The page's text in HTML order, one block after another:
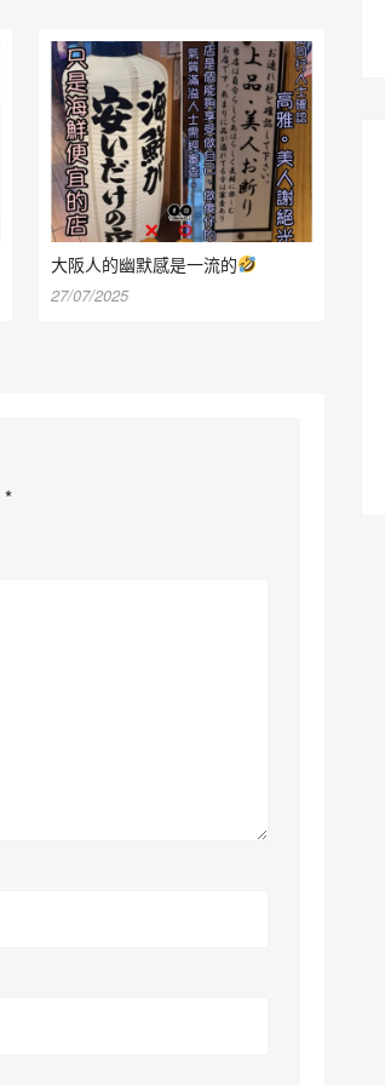
大阪人的幽默感是一流的
27/07/2025
*